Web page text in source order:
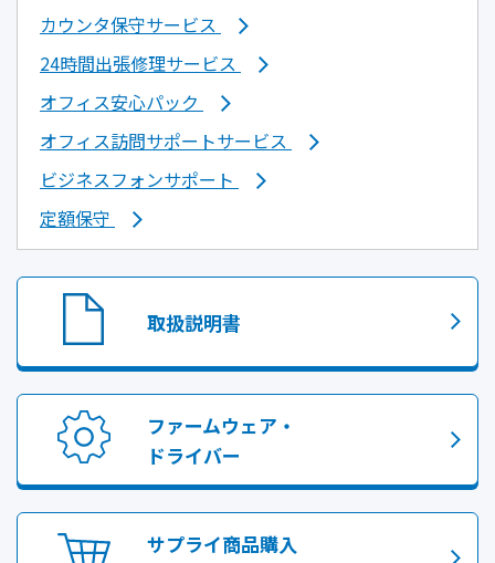
カウンタ保守サービス
24時間出張修理サービス
オフィス安心パック
オフィス訪問サポートサービス
ビジネスフォンサポート
定額保守
取扱説明書
ファームウェア・
ドライバー
サプライ商品購入